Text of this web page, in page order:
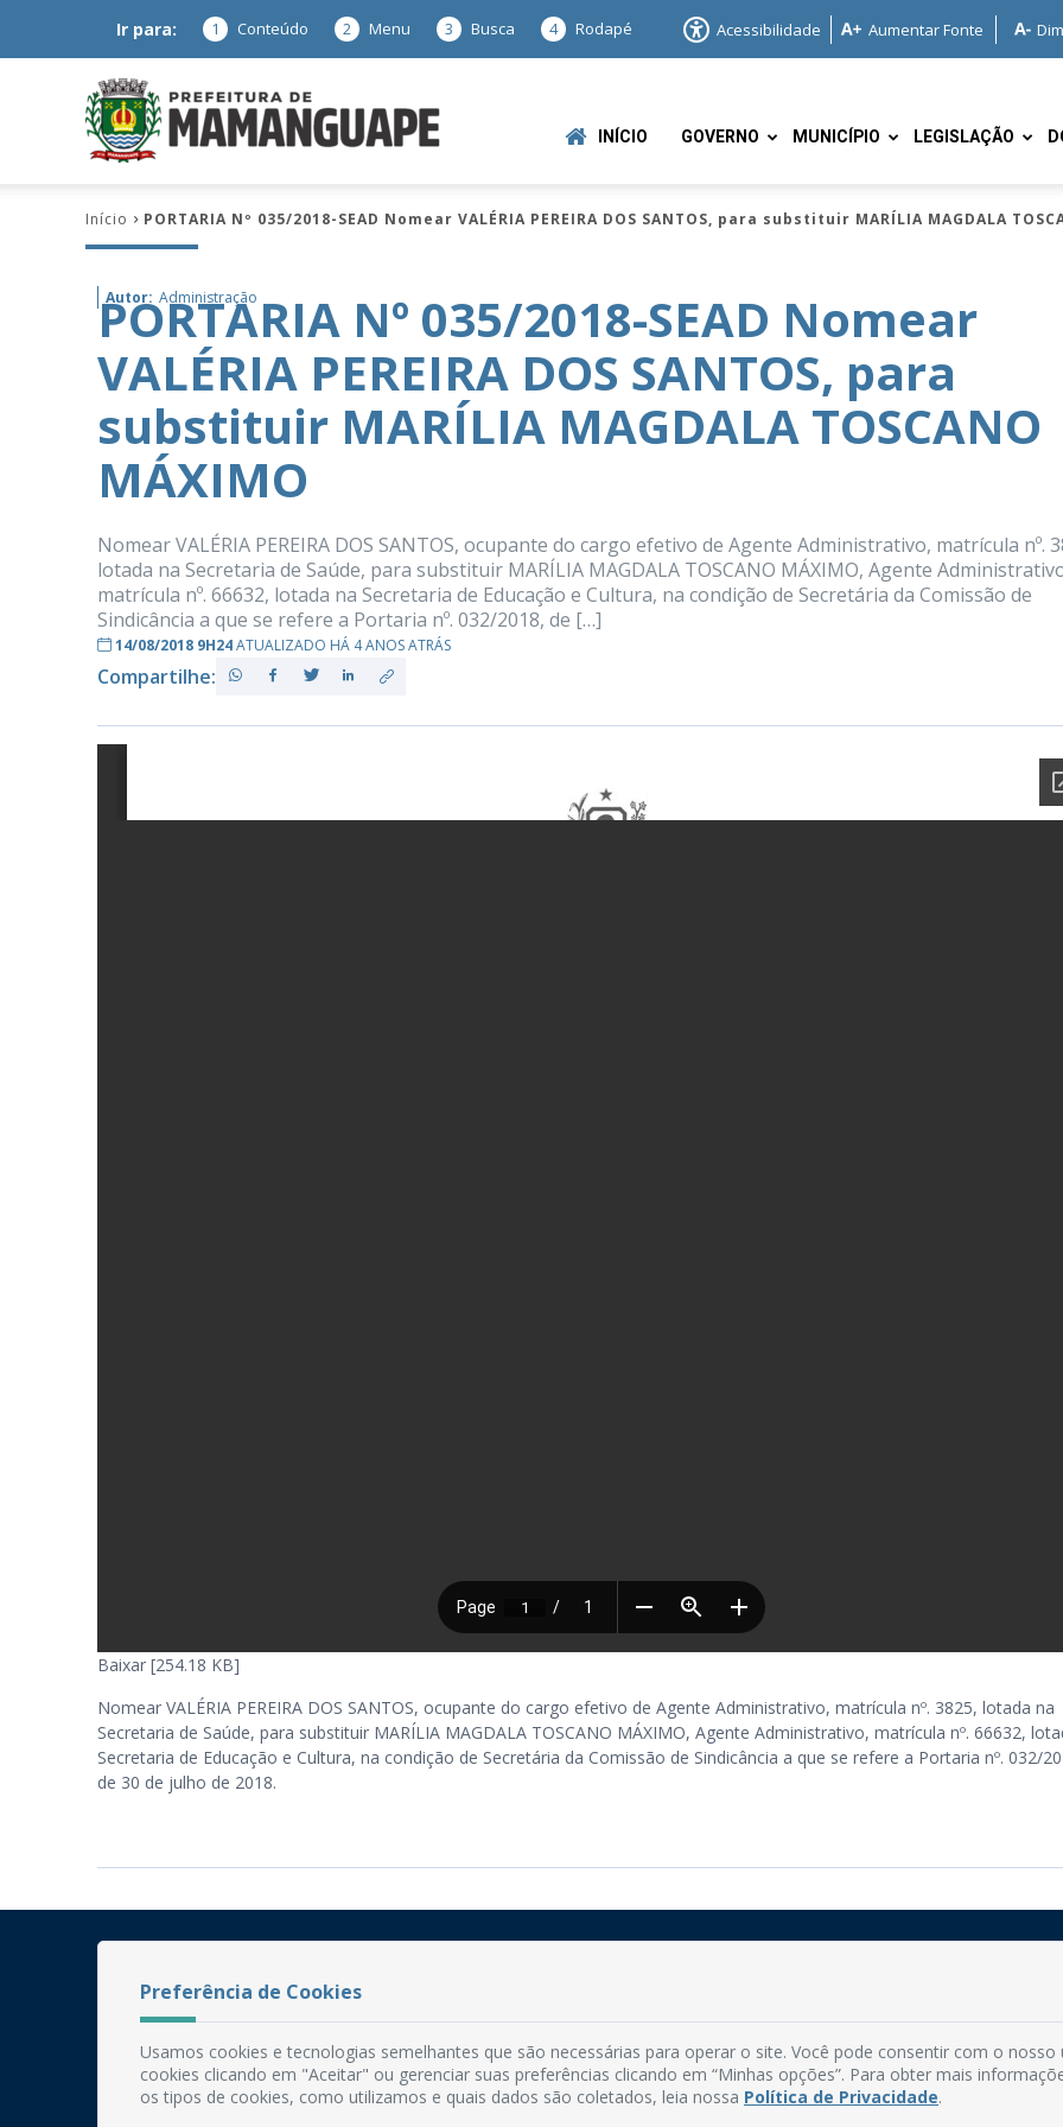
Ir para: 1 Conteúdo 2 Menu 3 Busca 4 Rodapé Acessibilidade Aumentar Fonte
Mamanguape
PB
INÍCIO GOVERNO MUNICÍPIO LEGISLAÇÃO
Início PORTARIA Nº 035/2018-SEAD Nomear VALÉRIA PEREIRA DOS SANTOS, para substituir MARÍLIA MAGDALA
Autor: Administração
PORTARIA Nº 035/2018-SEAD Nomear
VALÉRIA PEREIRA DOS SANTOS, para
substituir MARÍLIA MAGDALA TOSCANO
MÁXIMO
Nomear VALÉRIA PEREIRA DOS SANTOS, ocupante do cargo efetivo de Agente Administrativo, matrícula nº.
lotada na Secretaria de Saúde, para substituir MARÍLIA MAGDALA TOSCANO MÁXIMO, Agente
matrícula nº. 66632, lotada na Secretaria de Educação e Cultura, na condição de Secretária da Comissão de
Sindicância a que se refere a Portaria nº. 032/2018, de […]
14/08/2018 9H24ATUALIZADO HÁ 4 ANOS ATRÁS
Compartilhe:
Baixar [254.18 KB]
Nomear VALÉRIA PEREIRA DOS SANTOS, ocupante do cargo efetivo de Agente Administrativo, matrícula nº. 3825, lotada na
Secretaria de Saúde, para substituir MARÍLIA MAGDALA TOSCANO MÁXIMO, Agente Administrativo, matrícula nº. 66632,
Secretaria de Educação e Cultura, na condição de Secretária da Comissão de Sindicância a que se refere a Portaria nº. 032/
de 30 de julho de 2018.
Fone: (83) 3292-2246
Email: comunicacao@mamanguape.pb.gov.br
Expediente: Segunda à Sexta, das 08h às 13h
Preferência de Cookies
Usamos cookies e tecnologias semelhantes que são necessárias para operar o site. Você pode consentir com o nosso
cookies clicando em "Aceitar" ou gerenciar suas preferências clicando em “Minhas opções”. Para obter mais
os tipos de cookies, como utilizamos e quais dados são coletados, leia nossa Política de Privacidade.